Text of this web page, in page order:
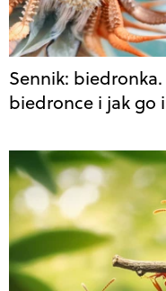
Sennik:
biedronce i jak go